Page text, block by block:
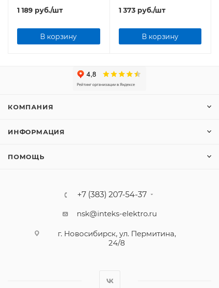
1 189 руб./шт
В корзину
1 373руб./шт
В корзину
КОМПАНИЯ
ИНФОРМАЦИЯ
ПОМОЩЬ
+7 (383) 207-54-37
nsk@inteks-elektro.ru
г. Новосибирск, ул. Пермитина,
24/8